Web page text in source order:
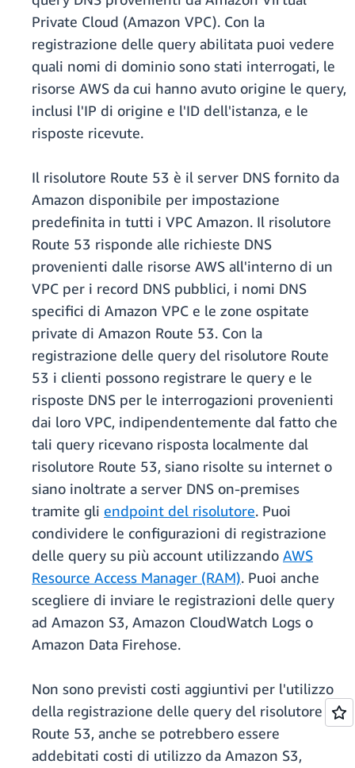
Private Cloud (Amazon VPC). Con la
registrazione delle query abilitata puoi vedere
quali nomi di dominio sono stati interrogati, le
risorse AWS da cui hanno avuto origine le query,
inclusi l'IP di origine e l'ID dell'istanza, e le
risposte ricevute.
Il risolutore Route 53 è il server DNS fornito da
Amazon disponibile per impostazione
predefinita in tutti i VPC Amazon. Il risolutore
Route 53 risponde alle richieste DNS
provenienti dalle risorse AWS all'interno di un
VPC per i record DNS pubblici, i nomi DNS
specifici di Amazon VPC e le zone ospitate
private di Amazon Route 53. Con la
registrazione delle query del risolutore Route
53 i clienti possono registrare le query e le
risposte DNS per le interrogazioni provenienti
dai loro VPC, indipendentemente dal fatto che
tali query ricevano risposta localmente dal
risolutore Route 53, siano risolte su internet o
siano inoltrate a server DNS on-premises
tramite gli endpoint del risolutore. Puoi
condividere le configurazioni di registrazione
delle query su più account utilizzando AWS
Resource Access Manager (RAM). Puoi anche
scegliere di inviare le registrazioni delle query
ad Amazon S3, Amazon CloudWatch Logs o
Amazon Data Firehose.
Non sono previsti costi aggiuntivi per l'utilizzo
della registrazione delle query del risolutore
Route 53, anche se potrebbero essere
addebitati costi di utilizzo da Amazon S3,